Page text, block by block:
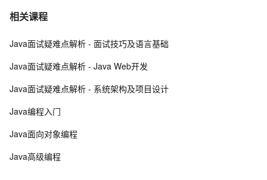
7 Java 图书管理系统详解
8 Java线程：新特征-原子量
10java 中的多线程   内部类实现 数据共享 和 Runnable实
相关课程
Java面试疑难点解析 - 面试技巧及语言基础
Java面试疑难点解析 - Java Web开发
Java面试疑难点解析 - 系统架构及项目设计
Java编程入门
Java面向对象编程
Java高级编程